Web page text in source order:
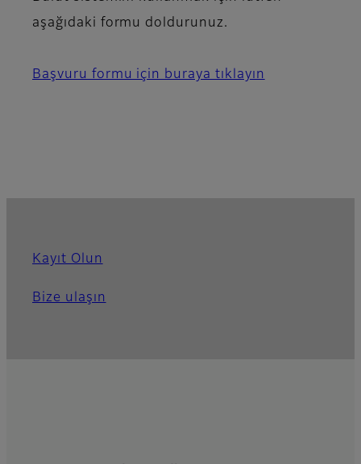
aşağıdaki formu doldurunuz.
Başvuru formu için buraya tıklayın
Kayıt Olun
Bize ulaşın